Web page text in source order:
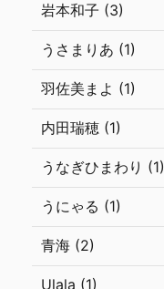
岩本和子 (3)
うさまりあ (1)
羽佐美まよ (1)
内田瑞穂 (1)
うなぎひまわり (1)
うにゃる (1)
青海 (2)
Ulala (1)